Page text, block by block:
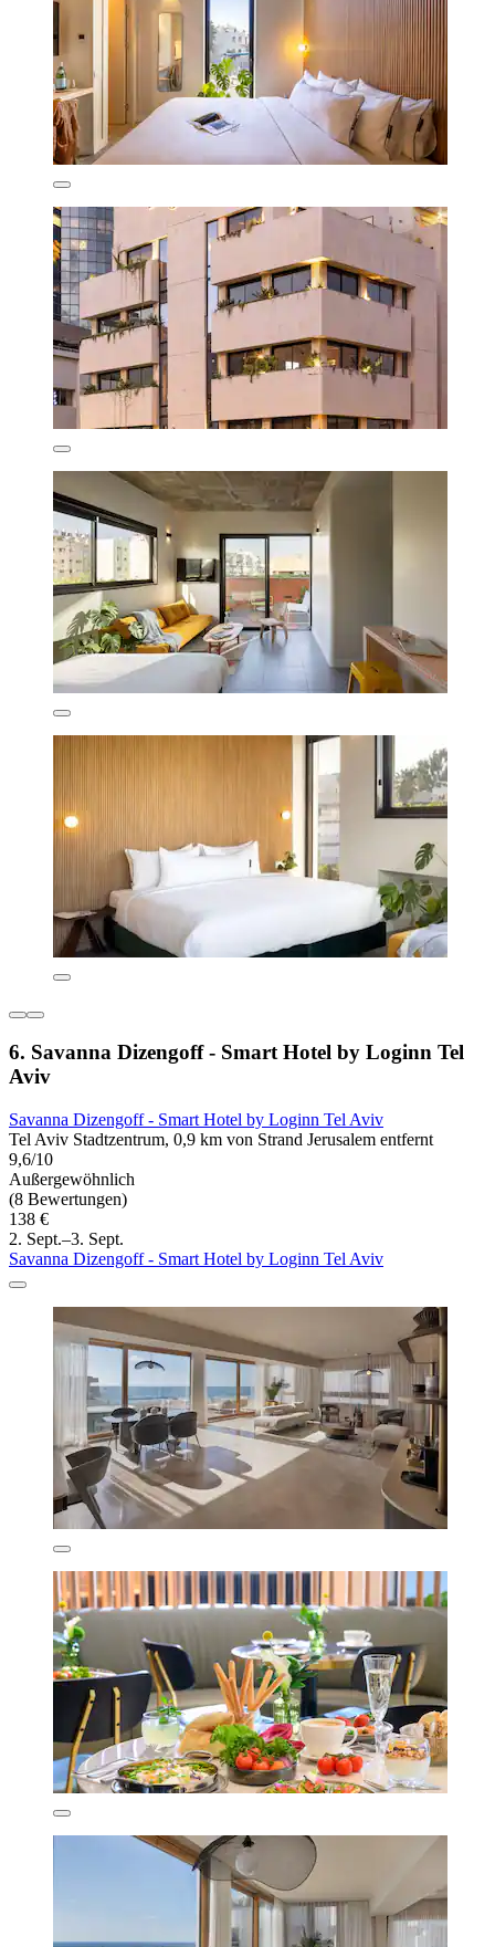
6. Savanna Dizengoff - Smart Hotel by Loginn Tel
Aviv
Savanna Dizengoff - Smart Hotel by Loginn Tel Aviv
Tel Aviv Stadtzentrum, 0,9 km von Strand Jerusalem entfernt
9,6/10
Außergewöhnlich
(8 Bewertungen)
138 €
2. Sept.–3. Sept.
Savanna Dizengoff - Smart Hotel by Loginn Tel Aviv